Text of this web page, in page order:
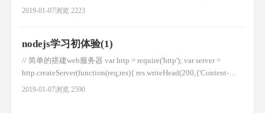
exports.add = add 3. 加载模块 var tests = require('./test.js') 4. 使用模
2019-01-07浏览 2223
nodejs学习初体验(1)
// 简单的搭建web服务器 var http = require('http'); var server =
http.createServer(function(req,res){ res.writeHead(200,{'Content-
Type':'text/plain'}); res.end('Hello,world'); }) server.lis
2019-01-07浏览 2590